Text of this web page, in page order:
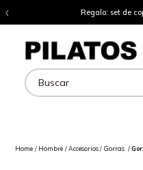
‹ Regalo: set de
Buscar
Hombre Accesorios Gorras